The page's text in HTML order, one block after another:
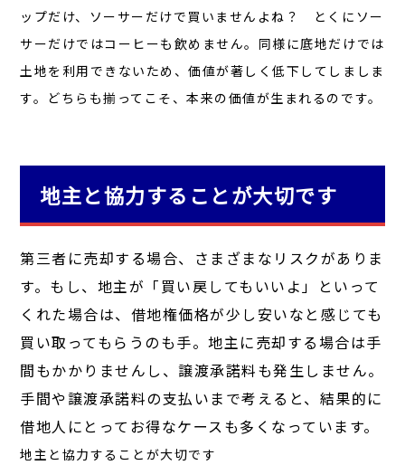
ップだけ、ソーサーだけで買いませんよね？ とくにソー
サーだけではコーヒーも飲めません。同様に底地だけでは
土地を利用できないため、価値が著しく低下してしましま
す。どちらも揃ってこそ、本来の価値が生まれるのです。
地主と協力することが大切です
第三者に売却する場合、さまざまなリスクがありま
す。もし、地主が「買い戻してもいいよ」といって
くれた場合は、借地権価格が少し安いなと感じても
買い取ってもらうのも手。地主に売却する場合は手
間もかかりませんし、譲渡承諾料も発生しません。
手間や譲渡承諾料の支払いまで考えると、結果的に
借地人にとってお得なケースも多くなっています。
地主と協力することが大切です